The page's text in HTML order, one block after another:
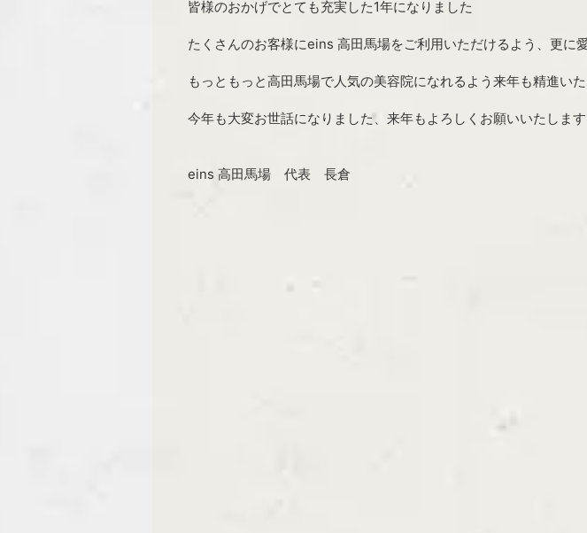
皆様のおかげでとても充実した1年になりました
たくさんのお客様にeins 高田馬場をご利用いただけるよう、更に
もっともっと高田馬場で人気の美容院になれるよう来年も精進いた
今年も大変お世話になりました、来年もよろしくお願いいたしま
eins 高田馬場 代表 長倉